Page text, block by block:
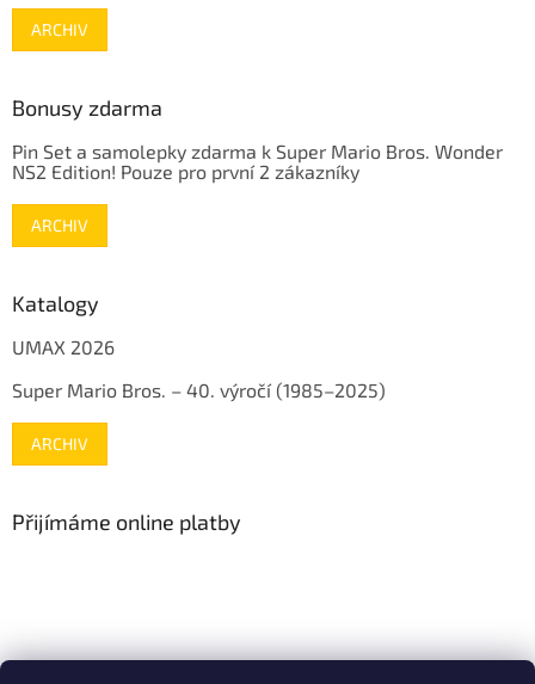
ARCHIV
Bonusy zdarma
Pin Set a samolepky zdarma k Super Mario Bros. Wonder
NS2 Edition! Pouze pro první 2 zákazníky
ARCHIV
Katalogy
UMAX 2026
Super Mario Bros. – 40. výročí (1985–2025)
ARCHIV
Přijímáme online platby